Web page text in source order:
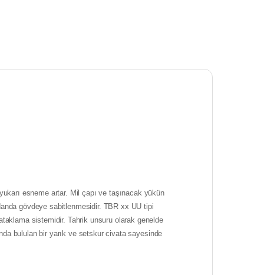
esneme artar. Mil çapı ve taşınacak yükün
gövdeye sabitlenmesidir. TBR xx UU tipi
sistemidir. Tahrik unsuru olarak genelde
bululan bir yarık ve setskur civata sayesinde